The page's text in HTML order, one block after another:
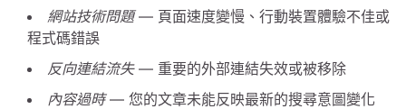
網站技術問題— 頁面速度變慢、行動裝置體驗不佳或
程式碼錯誤
反向連結流失— 重要的外部連結失效或被移除
內容過時— 您的文章未能反映最新的搜尋意圖變化